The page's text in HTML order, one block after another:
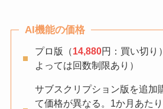
AI機能の価格
プロ版（14,880円：買い切り
よっては回数制限あり）
サブスクリプション版を追加
て価格が異なる。1か月あた